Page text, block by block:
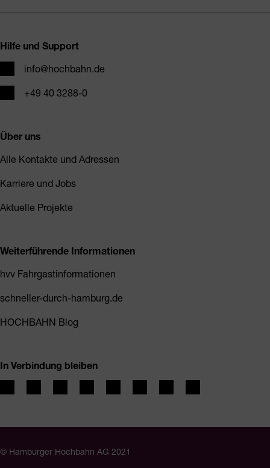
Hilfe und Support
E-Mailinfo@hochbahn.de
Telefon+49 40 3288-0
Über uns
Alle Kontakte und Adressen
Karriere und Jobs
Aktuelle Projekte
Weiterführende Informationen
hvv Fahrgastinformationen
schneller-durch-hamburg.de
HOCHBAHN Blog
In Verbindung bleiben
© Hamburger Hochbahn AG 2021